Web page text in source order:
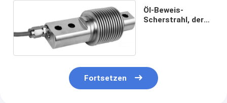
Öl-Beweis-
Scherstrahl, der
Fortsetzen